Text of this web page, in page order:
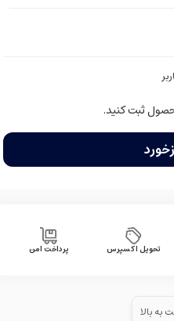
ثبت کنید.
تحویل اکسپرس پرداخت امن
به بالا